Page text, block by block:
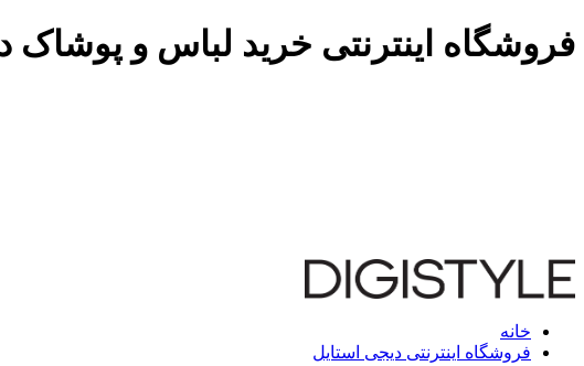
فروشگاه اینترنتی خرید لباس و پوشاک
خانه
فروشگاه اینترنتی دیجی استایل